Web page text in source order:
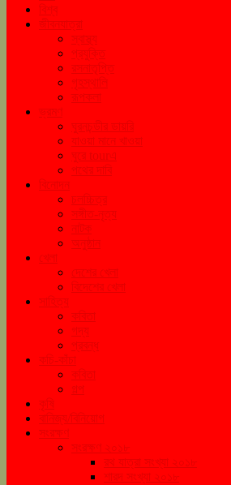
বিশ্ব
জীবনযাত্রা
স্বাস্থ্য
প্রযুক্তি
রসনাতৃপ্তি
গৃহস্থালি
রূপকলা
ভ্রমণ
ঘুরনচন্ডীর ডায়রি
যাওয়া মানে খাওয়া
ঘুরে tourএ
পথের দাবি
বিনোদন
চলচ্চিত্র
সঙ্গীত-নৃত্য
নাটক
অনুষ্ঠান
খেলা
দেশের খেলা
বিদেশের খেলা
সাহিত্য
কবিতা
গদ্য
প্রবন্ধ
কচি-কাঁচা
কবিতা
গল্প
কৃষি
বানিজ্য/বিনিয়োগ
সংরক্ষণ
সংরক্ষণ ২০১৮
রথ যাত্রা সংখ্যা ২০১৮
শারদ সংখ্যা ২০১৮